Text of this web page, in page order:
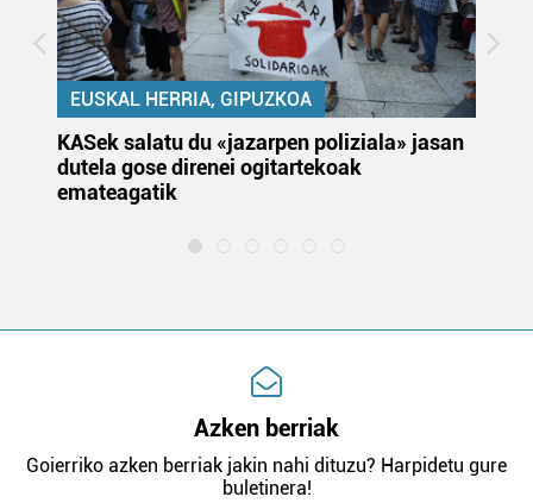
EUSKAL HERRIA, GIPUZKOA
KASek salatu du «jazarpen poliziala» jasan
dutela gose direnei ogitartekoak
emateagatik
Azken berriak
Goierriko azken berriak jakin nahi dituzu? Harpidetu gure
buletinera!